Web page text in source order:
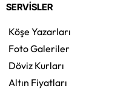
SERVİSLER
Köşe Yazarları
Foto Galeriler
Döviz Kurları
Altın Fiyatları